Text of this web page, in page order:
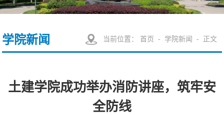
学院新闻 当前位置： 首页 - 学院新闻 - 正文
土建学院成功举办消防讲座，筑牢安
全防线